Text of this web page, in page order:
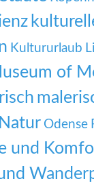
Kultururlaub
of
Natur Odense
und